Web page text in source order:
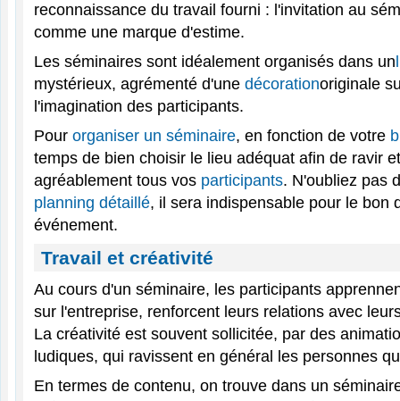
reconnaissance du travail fourni : l'invitation au
comme une marque d'estime.
Les séminaires sont idéalement organisés dans un
mystérieux, agrémenté d'une décorationoriginale
l'imagination des participants.
Pour organiser un séminaire, en fonction de votre
temps de bien choisir le lieu adéquat afin de ravir
agréablement tous vos participants. N'oubliez pas
planning détaillé, il sera indispensable pour le bon
événement.
Travail et créativité
Au cours d'un séminaire, les participants
sur l'entreprise, renforcent leurs relations avec
La créativité est souvent sollicitée, par des
ludiques, qui ravissent en général les personnes
En termes de contenu, on trouve dans un